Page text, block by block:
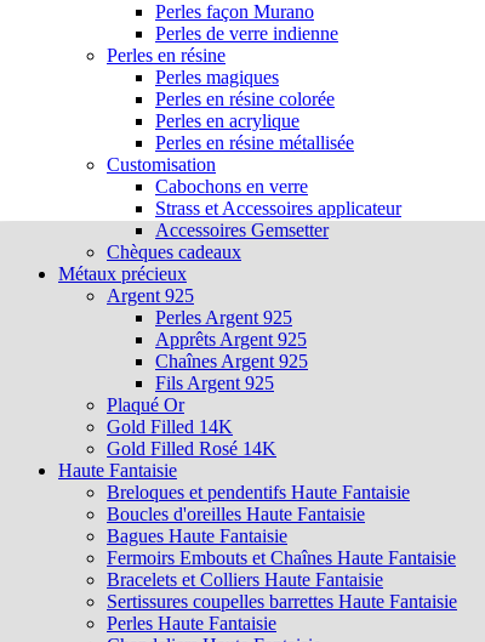
Perles façon Murano
Perles de verre indienne
Perles en résine
Perles magiques
Perles en résine colorée
Perles en acrylique
Perles en résine métallisée
Customisation
Cabochons en verre
Strass et Accessoires applicateur
Accessoires Gemsetter
Chèques cadeaux
Métaux précieux
Argent 925
Perles Argent 925
Apprêts Argent 925
Chaînes Argent 925
Fils Argent 925
Plaqué Or
Gold Filled 14K
Gold Filled Rosé 14K
Haute Fantaisie
Breloques et pendentifs Haute Fantaisie
Boucles d'oreilles Haute Fantaisie
Bagues Haute Fantaisie
Fermoirs Embouts et Chaînes Haute Fantaisie
Bracelets et Colliers Haute Fantaisie
Sertissures coupelles barrettes Haute Fantaisie
Perles Haute Fantaisie